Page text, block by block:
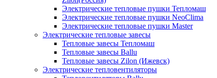
Электрические тепловые пушки Тепломаш
Электрические тепловые пушки NeoClima
Электрические тепловые пушки Master
Электрические тепловые завесы
Тепловые завесы Тепломаш
Тепловые завесы Ballu
Тепловые завесы Zilon (Ижевск)
Электрические тепловентиляторы